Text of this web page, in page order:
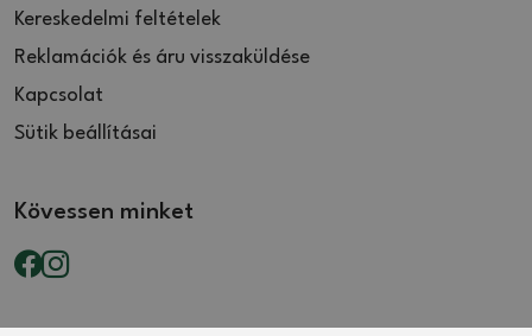
Kereskedelmi feltételek
Reklamációk és áru visszaküldése
Kapcsolat
Sütik beállításai
Kövessen minket